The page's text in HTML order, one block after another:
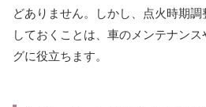
どありません。しかし、点火時期
しておくことは、車のメンテナン
グに役立ちます。